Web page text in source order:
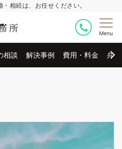
相続は、お任せください。
Menu
相談 解決事例 費用・料金 弁